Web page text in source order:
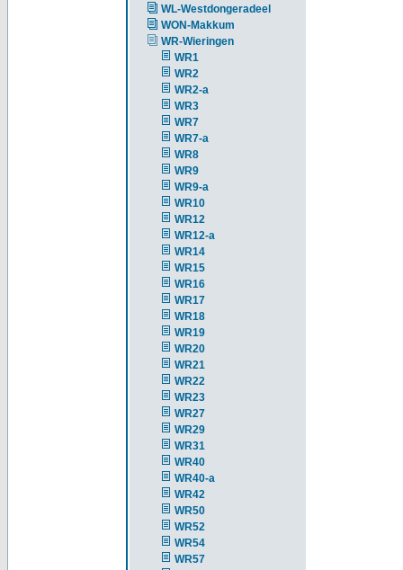
WL-Westdongeradeel
WON-Makkum
WR-Wieringen
WR1
WR2
WR2-a
WR3
WR7
WR7-a
WR8
WR9
WR9-a
WR10
WR12
WR12-a
WR14
WR15
WR16
WR17
WR18
WR19
WR20
WR21
WR22
WR23
WR27
WR29
WR31
WR40
WR40-a
WR42
WR50
WR52
WR54
WR57